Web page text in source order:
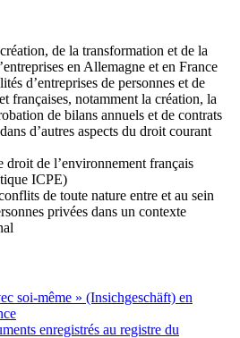
de la transformation et de la
en Allemagne et en France
d’entreprises de personnes et de
françaises, notamment la création, la
de bilans annuels et de contrats
d’autres aspects du droit courant
droit de l’environnement français
ICPE)
de toute nature entre et au sein
privées dans un contexte
soi-même » (Insichgeschäft) en
enregistrés au registre du